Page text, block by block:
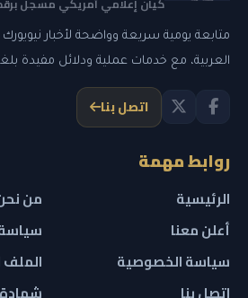
متابعة يومية سريعة وواضحة لأخبار نيويورك
العربية، مع خدمات عملية ودلائل مفيدة
اتصل بنا
روابط مهمة
الرئيسية
من
أعلن معنا
سياسة
سياسة الخصوصية
الملف
اتصل بنا